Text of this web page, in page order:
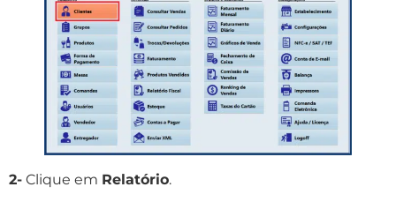
2- Clique em Relatório.